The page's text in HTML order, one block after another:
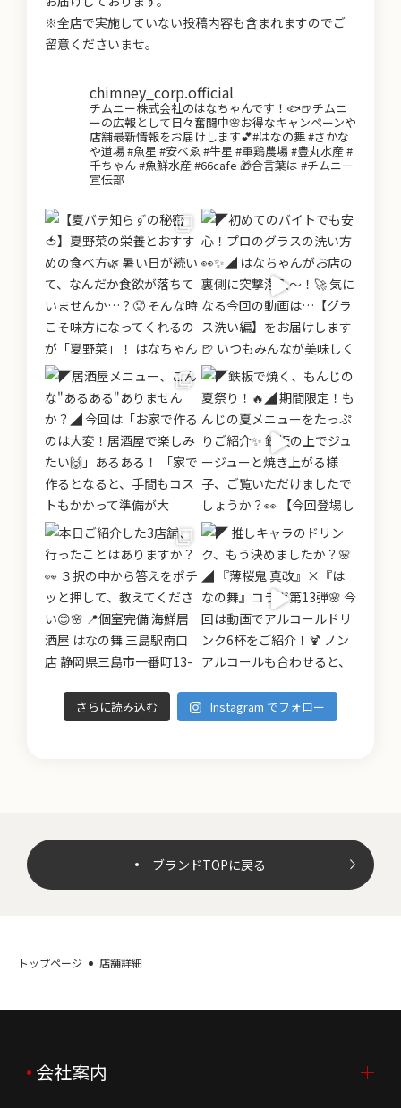
※全店で実施していない投稿内容も含まれますのでご
留意くださいませ。
chimney_corp.official
チムニー株式会社のはなちゃんです！🐟🍺チムニ
ーの広報として日々奮闘中🌸お得なキャンペーンや
店舗最新情報をお届けします💕#はなの舞 #さかな
や道場 #魚星 #安べゑ #牛星 #軍鶏農場 #豊丸水産 #
千ちゃん #魚鮮水産 #66cafe 🎁合言葉は #チムニー
宣伝部
さらに読み込む Instagram でフォロー
ブランドTOPに戻る
トップページ 店舗詳細
会社案内